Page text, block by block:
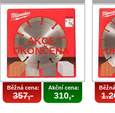
AKCE
UKONČENA
Běžná cena:
357,-
Akční cena:
310,-